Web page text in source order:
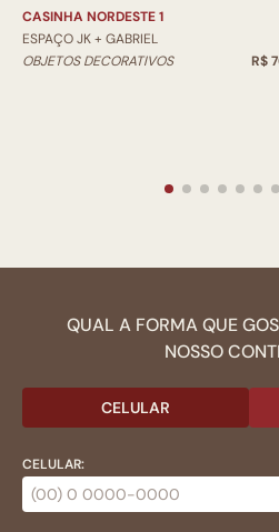
CASINHA NORDESTE 1
ESPAÇO JK + GABRIEL
OBJETOS DECORATIVOS
R$
QUAL A FORMA QUE
NOSSO
CELULAR
CELULAR: